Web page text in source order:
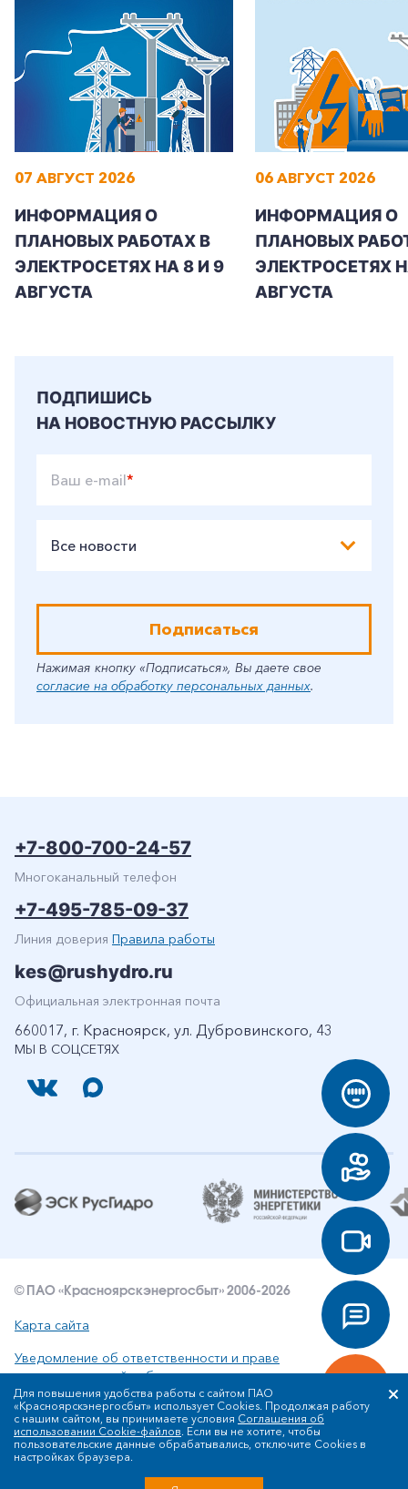
+7-800-700-24-57
Частным клиентам
Корпоративным клиентам
07 АВГУСТ 2026
ИНФОРМАЦИЯ О
ПЛАНОВЫХ РАБОТАХ В
ЭЛЕКТРОСЕТЯХ НА 8 И 9
АВГУСТА
06 АВГУСТ 2026
ИНФОРМАЦИЯ О
ПЛАНОВЫХ
ЭЛЕКТРОСЕТЯХ
АВГУСТА
ПОДПИШИСЬ
НА НОВОСТНУЮ РАССЫЛКУ
Ваш e-mail*
Все новости
Подписаться
Нажимая кнопку «Подписаться», Вы даете свое
согласие на обработку персональных данных.
МЫ В СОЦСЕТЯХ
+7-800-700-24-57
Многоканальный телефон
+7-495-785-09-37
Линия доверия Правила работы
kes@rushydro.ru
Официальная электронная почта
660017, г. Красноярск, ул. Дубровинского, 43
© ПАО «Красноярскэнергосбыт» 2006-2026
Карта сайта
Уведомление об ответственности и праве
интеллектуальной собственности
Политика ПАО «Красноярскэнергосбыт» в отношении
обработки персональных данных
Для повышения удобства работы с сайтом ПАО
«Красноярскэнергосбыт» использует Cookies. Продолжая работу
с нашим сайтом, вы принимаете условия Соглашения об
использовании Cookie-файлов. Если вы не хотите, чтобы
пользовательские данные обрабатывались, отключите Cookies в
настройках браузера.